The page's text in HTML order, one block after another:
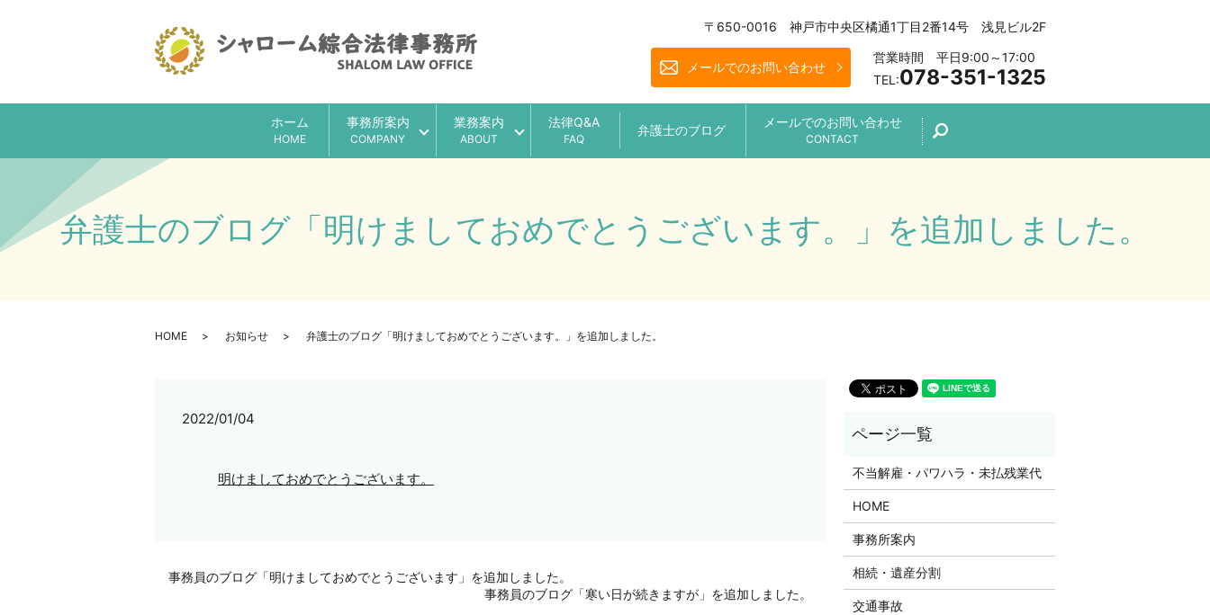
〒650-0016 神戸市中央区橘通1丁目2番14号 浅見ビル2F
メールでのお問い合わせ
営業時間 平日9:00～17:00
TEL:078-351-1325
ホーム
HOME
事務所案内
COMPANY
業務案内
ABOUT
法律Q&A
FAQ
弁護士のブログ
メールでのお問い合わせ
CONTACT search
弁護士のブログ「明けましておめでとうございます。」を追加しました。
HOME お知らせ 弁護士のブログ「明けましておめでとうございます。」を追加しました。
2022/01/04
明けましておめでとうございます。
事務員のブログ「明けましておめでとうございます」を追加しました。
事務員のブログ「寒い日が続きますが」を追加しました。
不当解雇・パワハラ・未払残業代
HOME
事務所案内
相続・遺産分割
交通事故